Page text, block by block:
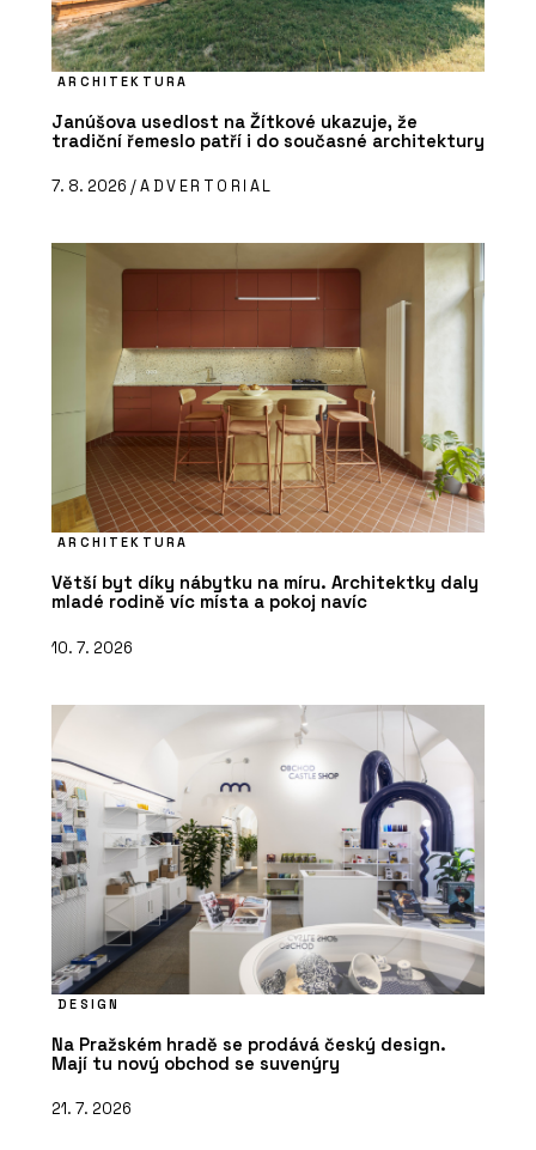
ARCHITEKTURA
Janúšova usedlost na Žítkové ukazuje, že
tradiční řemeslo patří i do současné architektury
7. 8. 2026 /ADVERTORIAL
ARCHITEKTURA
Větší byt díky nábytku na míru. Architektky daly
mladé rodině víc místa a pokoj navíc
10. 7. 2026
DESIGN
Na Pražském hradě se prodává český design.
Mají tu nový obchod se suvenýry
21. 7. 2026